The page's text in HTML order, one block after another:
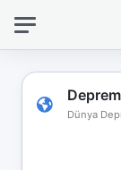
Dünya